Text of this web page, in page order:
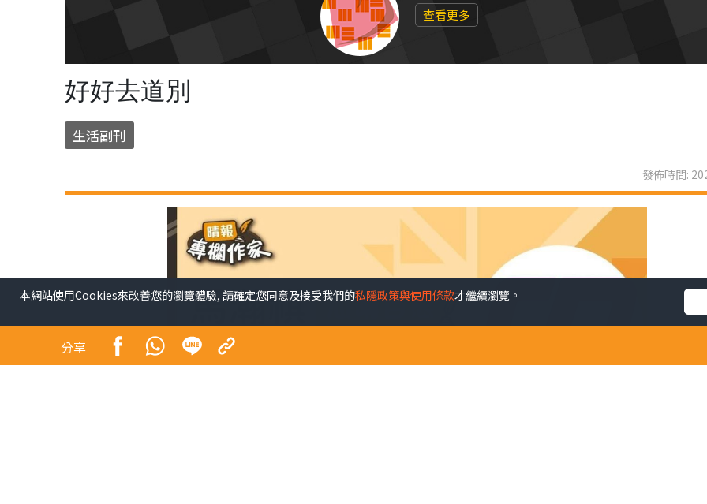
查看更多
好好去道別
生活副刊
發佈時間:
分享
本網站使用Cookies來改善您的瀏覽體驗, 請確定您同意及接受我們的私隱政策與使用條款才繼續瀏覽。